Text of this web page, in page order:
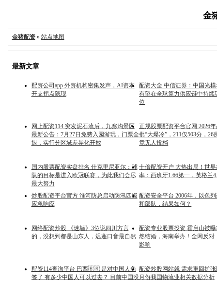
金
金猪配资» 站点地图
最新文章
配资公司app 外资机构密集发声，AI资本
开支拐点隐现
配资大全 中信证券：中国光
有望在全球算力供应链中持续
位
网上配资114 突发泥石流后，九寨沟景区
最新公告：7月27日免费入园游玩，门票全
退，实行分区域差异化开放
正规股票配资平台官网 2026
批“大爆冷”，211仅503分，26
竟无人投档
国内股票配资实盘排名 什克里尼亚尔：球
队的目标是进入欧冠联赛，为此我们会尽
最大努力
十倍配资开户 大热出局！世
率：西班牙1.66第一，英格兰
炒股配资平台官方 淮河防总启动防汛四级
应急响应
配资安全平台 2006年，以色
和部队，结果如何？
网络配资炒股 《迷墙》3位说四川方言
的，没想到都是山东人，迟蓬口音最自然
配资专业股票投资 霍启山被
然结婚，海南举办！全网反对
影响
配资114查询平台 巴西🇧🇷 是对中国人免
签了 有多少中国人可以过去？ 目前中国没
配资炒股网站就 需求重回扩
月份我国物流业相关数据分析